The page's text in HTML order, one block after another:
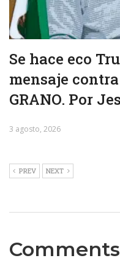
Se hace eco
mensaje
GRANO. Por
3 agosto, 2026
PREV NEXT